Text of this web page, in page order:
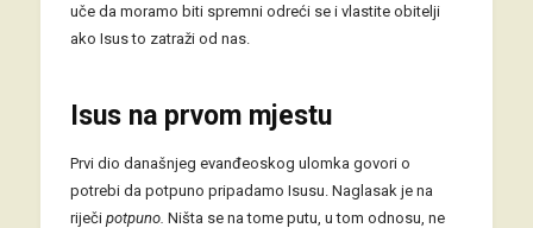
uče da moramo biti spremni odreći se i vlastite obitelji
ako Isus to zatraži od nas.
Isus na prvom mjestu
Prvi dio današnjeg evanđeoskog ulomka govori o
potrebi da potpuno pripadamo Isusu. Naglasak je na
riječi potpuno. Ništa se na tome putu, u tom odnosu, ne